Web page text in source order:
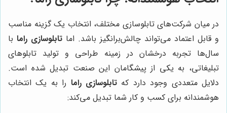
در میان شرکت‌های تابلوسازی مختلف، انتخاب یک گزینه مناسب
و قابل اعتماد می‌تواند چالش‌برانگیز باشد. اما تابلوسازی راما با
سال‌ها تجربه درخشان در زمینه طراحی و تولید تابلوهای
تبلیغاتی، به یکی از پیشگامان این صنعت تبدیل شده است.
دلایل متعددی وجود دارد که تابلوسازی راما را به یک انتخاب
هوشمندانه برای کسب و کار شما تبدیل می‌کند: